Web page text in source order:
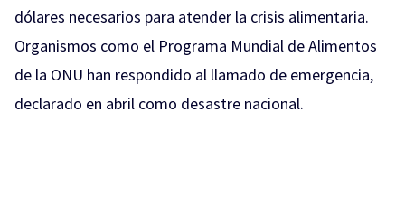
dólares necesarios para atender la crisis alimentaria.
Organismos como el Programa Mundial de Alimentos
de la ONU han respondido al llamado de emergencia,
declarado en abril como desastre nacional.